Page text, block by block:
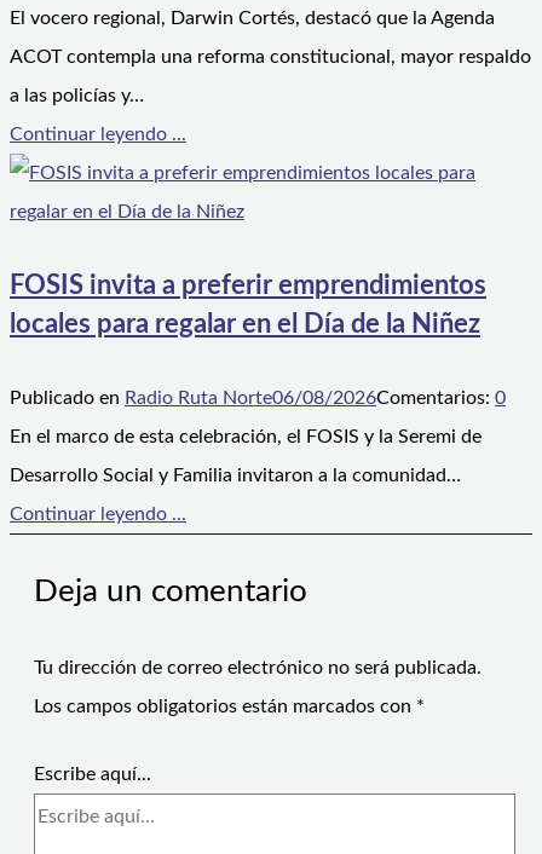
El vocero regional, Darwin Cortés, destacó que la Agenda
ACOT contempla una reforma constitucional, mayor respaldo
a las policías y…
Continuar leyendo ...
FOSIS invita a preferir emprendimientos
locales para regalar en el Día de la Niñez
Publicado en Radio Ruta Norte06/08/2026Comentarios: 0
En el marco de esta celebración, el FOSIS y la Seremi de
Desarrollo Social y Familia invitaron a la comunidad…
Continuar leyendo ...
Deja un comentario
Tu dirección de correo electrónico no será publicada.
Los campos obligatorios están marcados con *
Escribe aquí...